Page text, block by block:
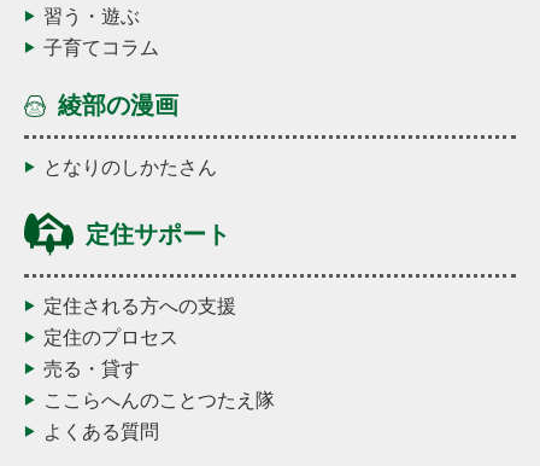
習う・遊ぶ
子育てコラム
綾部の漫画
となりのしかたさん
定住サポート
定住される方への支援
定住のプロセス
売る・貸す
ここらへんのことつたえ隊
よくある質問